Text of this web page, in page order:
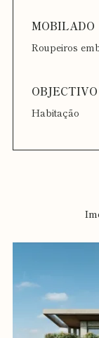
Roupeiros
Habitação